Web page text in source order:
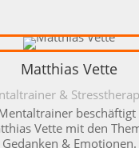
Matthias Vette
&
beschäftigt
Vette mit den
Gedanken & Emotionen.